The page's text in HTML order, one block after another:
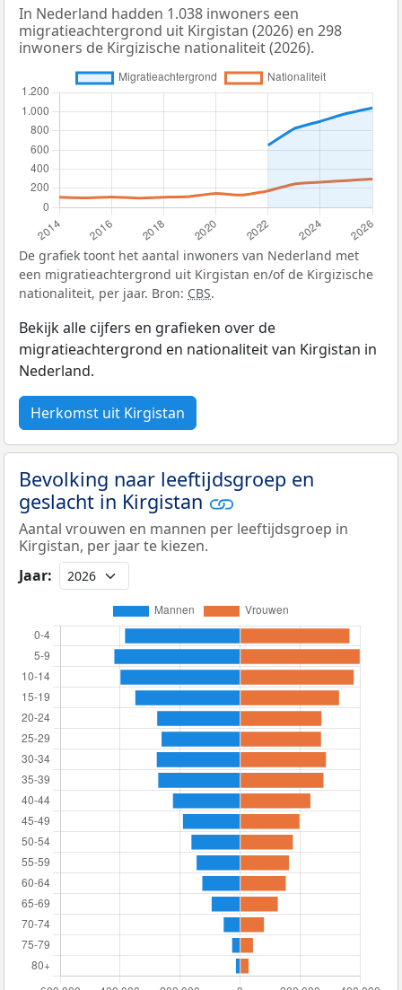
In Nederland hadden 1.038 inwoners een
migratieachtergrond uit Kirgistan (2026) en 298
inwoners de Kirgizische nationaliteit (2026).
De grafiek toont het aantal inwoners van Nederland met
een migratieachtergrond uit Kirgistan en/of de Kirgizische
nationaliteit, per jaar. Bron: CBS.
Bekijk alle cijfers en grafieken over de
migratieachtergrond en nationaliteit van Kirgistan in
Nederland.
Herkomst uit Kirgistan
Bevolking naar leeftijdsgroep en
geslacht in Kirgistan
Aantal vrouwen en mannen per leeftijdsgroep in
Kirgistan, per jaar te kiezen.
Jaar: